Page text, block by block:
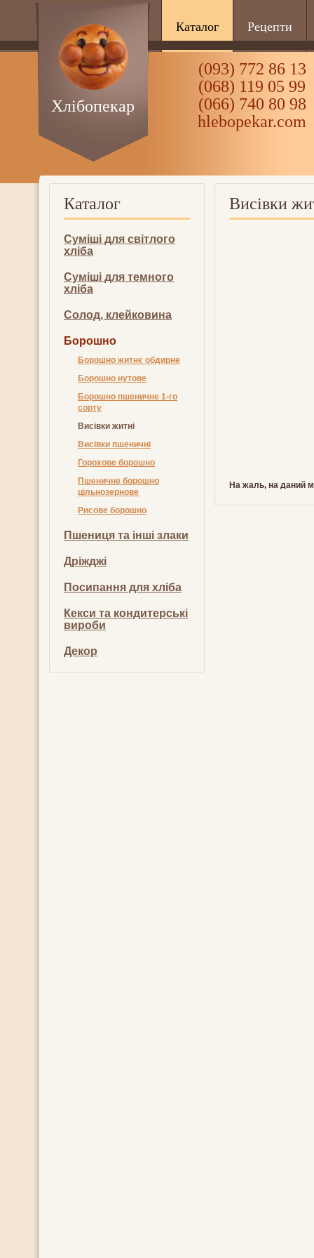
Каталог Рецепти
(093) 772 86 13
(068) 119 05 99
(066) 740 80 98
hlebopekar.com
Хлібопекар
Каталог
Суміші для світлого
хліба
Суміші для темного
хліба
Солод, клейковина
Борошно
Борошно житнє обдирне
Борошно нутове
Борошно пшеничне 1-го
сорту
Висівки житні
Висівки пшеничні
Горохове борошно
Пшеничне борошно
цільнозернове
Рисове борошно
Пшениця та інші злаки
Дріжджі
Посипання для хліба
Кекси та кондитерські
вироби
Декор
Висівки
На жаль, на даний